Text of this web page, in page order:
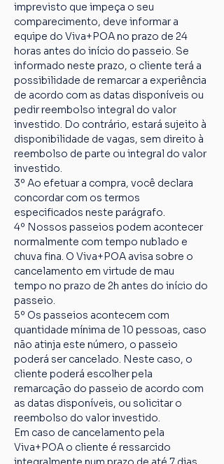
imprevisto que impeça o seu
comparecimento, deve informar a
equipe do Viva+POA no prazo de 24
horas antes do início do passeio. Se
informado neste prazo, o cliente terá a
possibilidade de remarcar a experiência
de acordo com as datas disponíveis ou
pedir reembolso integral do valor
investido. Do contrário, estará sujeito à
disponibilidade de vagas, sem direito à
reembolso de parte ou integral do valor
investido.
3º Ao efetuar a compra, você declara
concordar com os termos
especificados neste parágrafo.
4º Nossos passeios podem acontecer
normalmente com tempo nublado e
chuva fina. O Viva+POA avisa sobre o
cancelamento em virtude de mau
tempo no prazo de 2h antes do início do
passeio.
5º Os passeios acontecem com
quantidade mínima de 10 pessoas, caso
não atinja este número, o passeio
poderá ser cancelado. Neste caso, o
cliente poderá escolher pela
remarcação do passeio de acordo com
as datas disponíveis, ou solicitar o
reembolso do valor investido.
Em caso de cancelamento pela
Viva+POA o cliente é ressarcido